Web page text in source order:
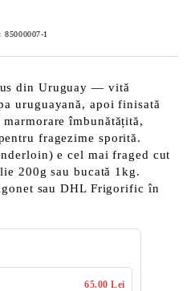
85000007-1
din Uruguay — vită
uruguayană, apoi finisată
îmbunătățită,
fragezime sporită.
e cel mai fraged cut
200g sau bucată 1kg.
sau DHL Frigorific în
65.00 Lei